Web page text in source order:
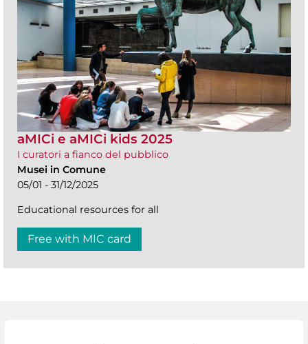
aMICi e aMICi kids 2025
I curatori a fianco del pubblico
Musei in Comune
05/01 - 31/12/2025
Educational resources for all
Free with MIC card